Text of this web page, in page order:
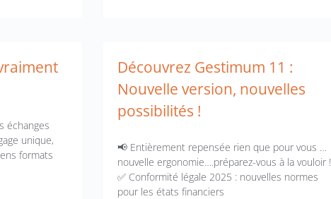
échanges
unique,
formats
Découvrez Gestimum 11 :
Nouvelle version, nouvelles
possibilités !
📢 Entièrement repensée rien que pour vous …
nouvelle ergonomie….préparez-vous à la vouloir !
✅ Conformité légale 2025 : nouvelles normes
pour les états financiers